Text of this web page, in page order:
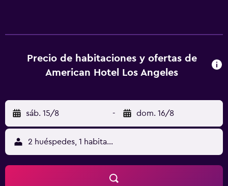
minutos en coche del estadio Dodger. El aeropuerto
internacional de Los Ángeles queda a 1 hora en coche.
Precio de habitaciones y ofertas de
American Hotel Los Angeles
sáb. 15/8 - dom. 16/8
2 huéspedes, 1 habitación